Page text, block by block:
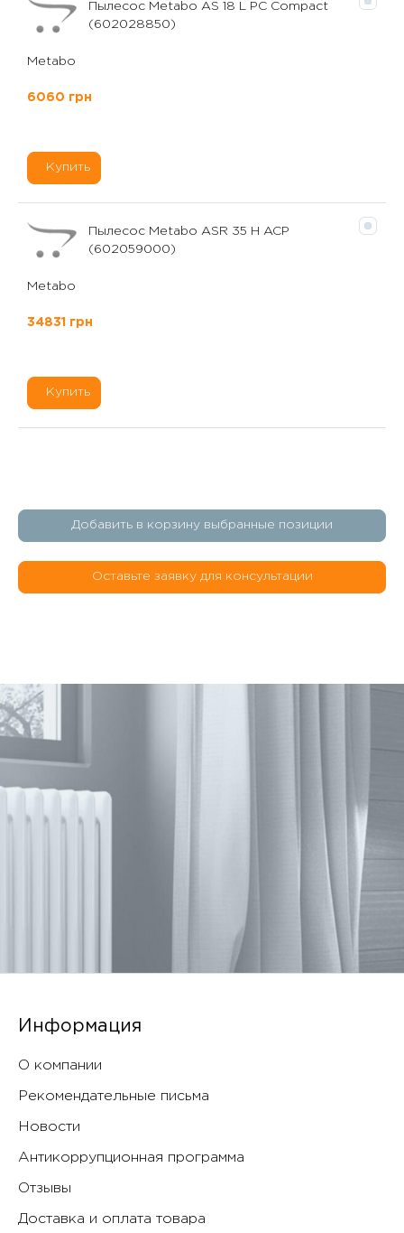
Пылесос Metabo AS 18 L PC Compact
(602028850)
Metabo
6060 грн
Купить
Пылесос Metabo ASR 35 H ACP
(602059000)
Metabo
34831 грн
Купить
Добавить в корзину выбранные позиции
Оставьте заявку для консультации
Информация
О компании
Рекомендательные письма
Новости
Антикоррупционная программа
Отзывы
Доставка и оплата товара